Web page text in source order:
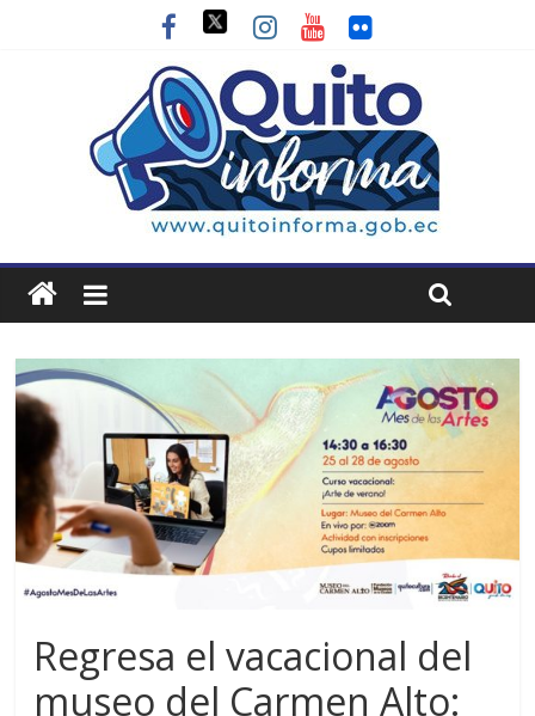
Regresa el vacacional del
museo del Carmen Alto: